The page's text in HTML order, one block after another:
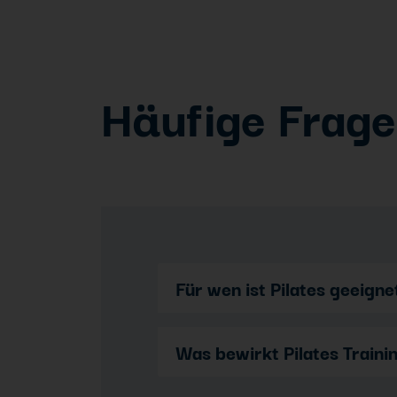
Häufige
Für wen ist Pilates
Was bewirkt Pilates